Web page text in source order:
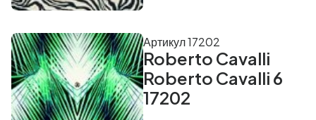
Roberto Cavalli
Roberto Cavalli 6
17202
Артикул 17202